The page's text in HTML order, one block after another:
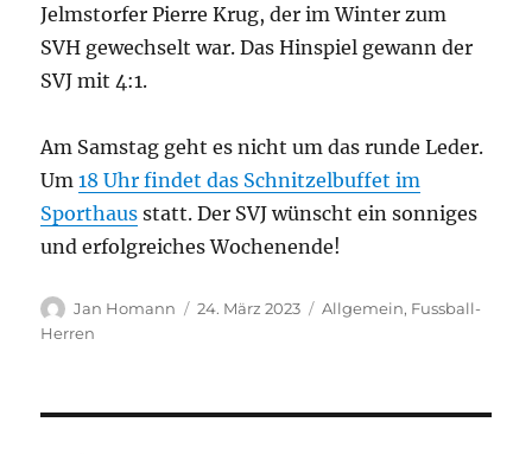
Jelmstorfer Pierre Krug, der im Winter zum
SVH gewechselt war. Das Hinspiel gewann der
SVJ mit 4:1.
Am Samstag geht es nicht um das runde Leder.
Um18 Uhr findet das Schnitzelbuffet im
Sporthaus statt. Der SVJ wünscht ein sonniges
und erfolgreiches Wochenende!
Autor
Jan Homann
Veröffentlicht
24. März 2023 Kategorien
Allgemein, Fussball-
Herren